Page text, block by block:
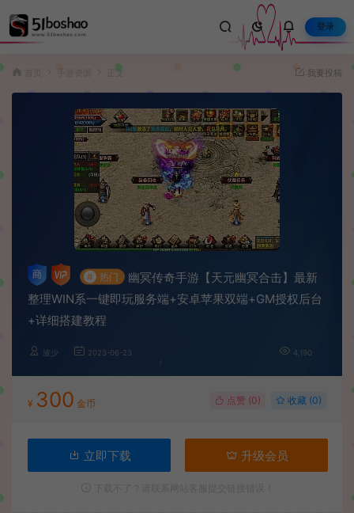
登录
手游资源 正文 我要投稿
# 热门
幽冥传奇手游【天元幽冥合击】最新
整理WIN系一键即玩服务端+安卓苹果双端+GM授权后台
+详细搭建教程
波少 2023-06-23 4,190
¥ 300 金币 点赞 (0) 收藏 (0)
立即下载 升级会员